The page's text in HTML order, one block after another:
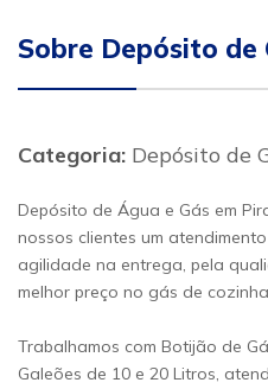
Sobre Depósito de
Categoria: Depósito de
Depósito de Água e Gás em
nossos clientes um
agilidade na entrega, pela
melhor preço no gás de
Trabalhamos com Botijão de
Galeões de 10 e 20 Litros,